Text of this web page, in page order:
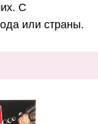
С
или страны.